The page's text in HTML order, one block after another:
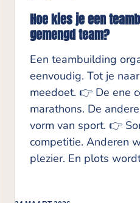
Hoe kies je een
gemengd team?
Een teambuilding
eenvoudig. Tot je
meedoet. 👉 De ene
marathons. De
vorm van sport. 👉
competitie. Anderen
plezier. En plots